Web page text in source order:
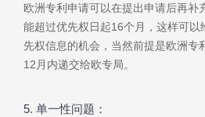
欧洲专利申请可以在提出申请后再补
能超过优先权日起16个月，这样可以
先权信息的机会，当然前提是欧洲专
12月内递交给欧专局。
5. 单一性问题：